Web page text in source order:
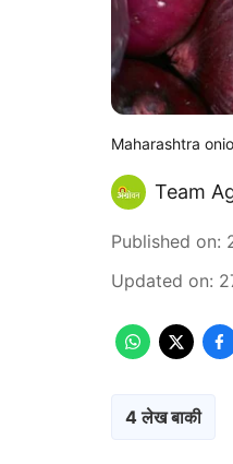
Maharashtra
Team
Published on:
Updated on:
4 लेख बाकी